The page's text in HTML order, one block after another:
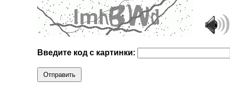
Введите код с картинки:
Отправить